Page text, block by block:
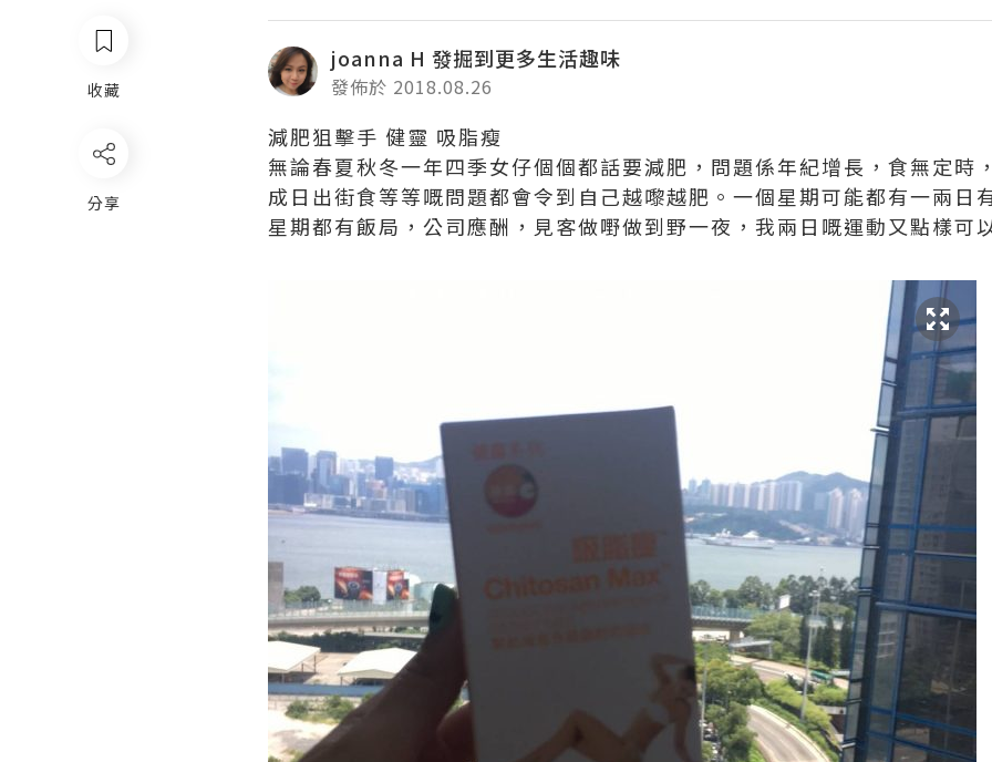
收藏
分享
joanna H 發掘到更多生活趣味
發佈於 2018.08.26
減肥狙擊手 健靈 吸脂瘦
無論春夏秋冬一年四季女仔個個都話要減肥，問題係年紀增長，食無定時
成日出街食等等嘅問題都會令到自己越嚟越肥。一個星期可能都有一兩日
星期都有飯局，公司應酬，見客做嘢做到野一夜，我兩日嘅運動又點樣可